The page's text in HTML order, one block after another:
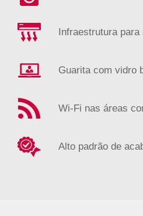
Infraestrutura para
Guarita com vidro
Wi-Fi nas áreas
Alto padrão de